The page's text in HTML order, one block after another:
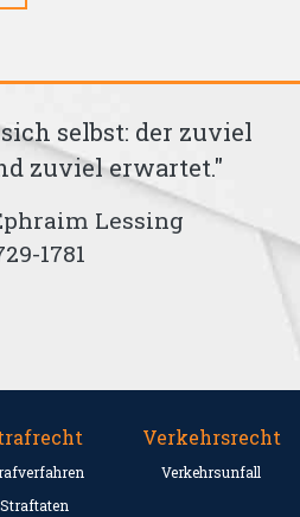
selbst: der zuviel
zuviel erwartet."
Lessing
1781
Straftaten
Verkehrsrecht
Verkehrsunfall